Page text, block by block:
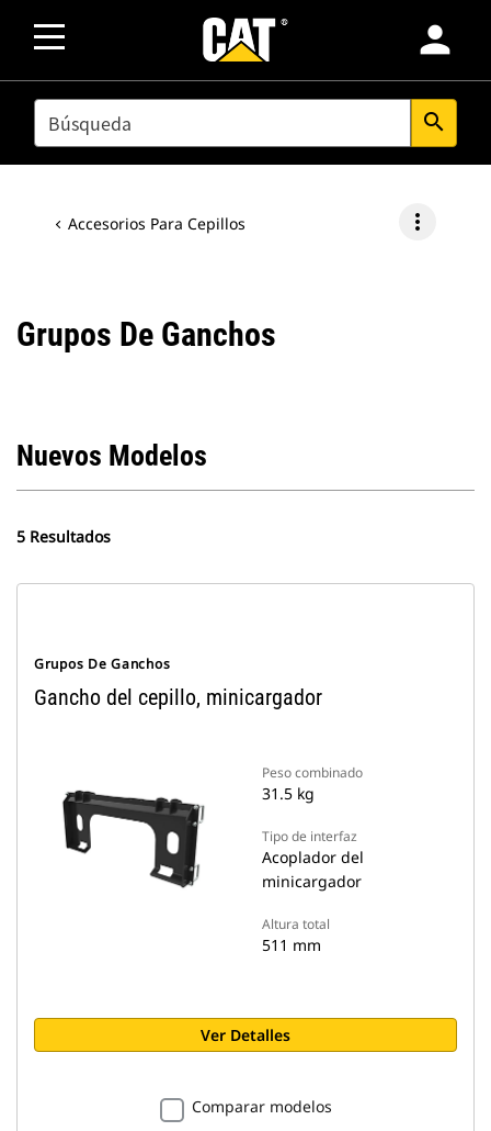
person
SEARCH search
Accesorios Para Cepillos more_vert
Grupos De Ganchos
Nuevos Modelos
5 Resultados
Grupos De Ganchos
Gancho del cepillo, minicargador
Peso combinado
31.5 kg
Tipo de interfaz
Acoplador del
minicargador
Altura total
511 mm
Ver Detalles
Comparar modelos